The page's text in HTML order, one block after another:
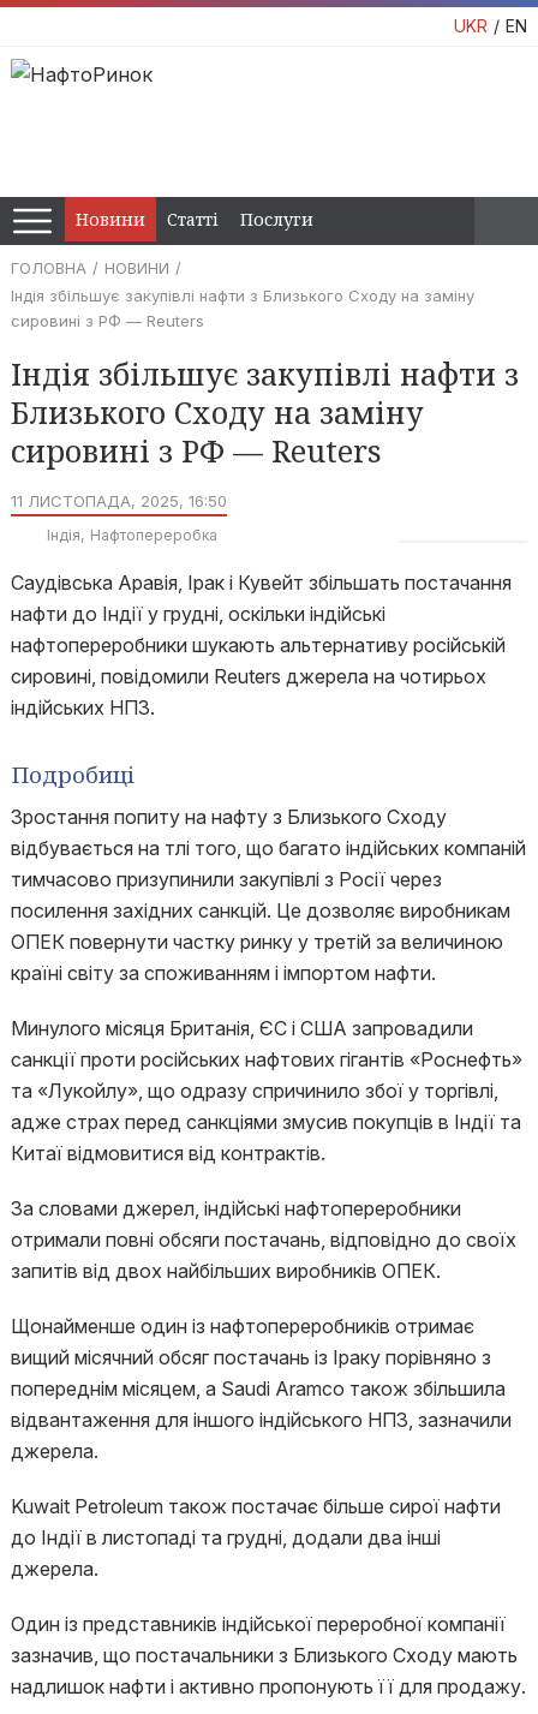
UKR EN
Новини Статті Послуги
ГОЛОВНА
НОВИНИ
Індія збільшує закупівлі нафти з Близького Сходу на заміну
сировині з РФ — Reuters
Індія збільшує закупівлі нафти з
Близького Сходу на заміну
сировині з РФ — Reuters
11 ЛИСТОПАДА, 2025, 16:50
Індія Нафтопереробка
Саудівська Аравія, Ірак і Кувейт збільшать постачання
нафти до Індії у грудні, оскільки індійські
нафтопереробники шукають альтернативу російській
сировині, повідомили Reuters джерела на чотирьох
індійських НПЗ.
Подробиці
Зростання попиту на нафту з Близького Сходу
відбувається на тлі того, що багато індійських компаній
тимчасово призупинили закупівлі з Росії через
посилення західних санкцій. Це дозволяє виробникам
ОПЕК повернути частку ринку у третій за величиною
країні світу за споживанням і імпортом нафти.
Минулого місяця Британія, ЄС і США запровадили
санкції проти російських нафтових гігантів «Роснефть»
та «Лукойлу», що одразу спричинило збої у торгівлі,
адже страх перед санкціями змусив покупців в Індії та
Китаї відмовитися від контрактів.
За словами джерел, індійські нафтопереробники
отримали повні обсяги постачань, відповідно до своїх
запитів від двох найбільших виробників ОПЕК.
Щонайменше один із нафтопереробників отримає
вищий місячний обсяг постачань із Іраку порівняно з
попереднім місяцем, а Saudi Aramco також збільшила
відвантаження для іншого індійського НПЗ, зазначили
джерела.
Kuwait Petroleum також постачає більше сирої нафти
до Індії в листопаді та грудні, додали два інші
джерела.
Один із представників індійської переробної компанії
зазначив, що постачальники з Близького Сходу мають
надлишок нафти і активно пропонують її для продажу.